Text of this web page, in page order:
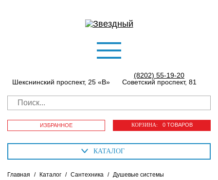
Шекснинский проспект, 25 «В»
(8202) 55-19-20
Советский проспект, 81
ИЗБРАННОЕ КОРЗИНА: 0 ТОВАРОВ
КАТАЛОГ
Главная / Каталог / Сантехника / Душевые системы